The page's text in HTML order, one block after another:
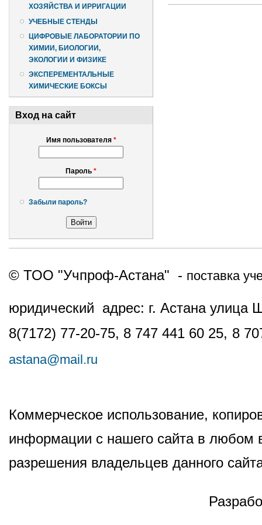
ХОЗЯЙСТВА И ИРРИГАЦИИ
УЧЕБНЫЕ СТЕНДЫ
ЦИФРОВЫЕ ЛАБОРАТОРИИ ПО
ХИМИИ, БИОЛОГИИ,
ЭКОЛОГИИ И ФИЗИКЕ
ЭКСПЕРЕМЕНТАЛЬНЫЕ
ХИМИЧЕСКИЕ БОКСЫ
Вход на сайт
Имя пользователя *
Пароль *
Забыли пароль?
© ТОО "Учпроф-Астана" - поставка
юридический адрес: г. Астана
8(7172) 77-20-75, 8 747 441 60 25, 8
astana@mail.ru
Коммерческое использование,
информации с нашего сайта в любом
разрешения владельцев данного